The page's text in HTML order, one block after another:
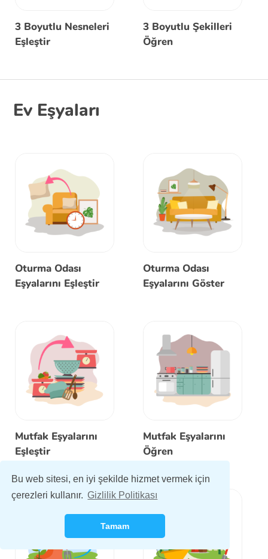
Bu web sitesi, en iyi şekilde hizmet vermek için
çerezleri kullanır. Gizlilik Politikası
Tamam
3 Boyutlu Nesneleri
Eşleştir
3 Boyutlu Şekilleri
Öğren
Ev Eşyaları
Oturma Odası
Eşyalarını Eşleştir
Oturma Odası
Eşyalarını Göster
Mutfak Eşyalarını
Eşleştir
Mutfak Eşyalarını
Öğren